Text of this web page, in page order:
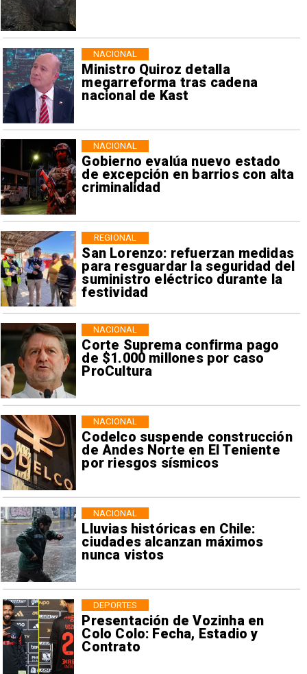
Ministro Quiroz detalla
megarreforma tras cadena
nacional de Kast
NACIONAL
Gobierno evalúa nuevo estado
de excepción en barrios con alta
criminalidad
NACIONAL
San Lorenzo: refuerzan medidas
para resguardar la seguridad del
suministro eléctrico durante la
festividad
REGIONAL
Corte Suprema confirma pago
de $1.000 millones por caso
ProCultura
NACIONAL
Codelco suspende construcción
de Andes Norte en El Teniente
por riesgos sísmicos
NACIONAL
Lluvias históricas en Chile:
ciudades alcanzan máximos
nunca vistos
NACIONAL
Presentación de Vozinha en
Colo Colo: Fecha, Estadio y
Contrato
DEPORTES